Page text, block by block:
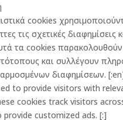
cookies
τις σχετικές διαφημίσεις
τα cookies
και συλλέγουν
διαφημίσεων.
to provide visitors with
cookies track visitors
customized ads. [:]